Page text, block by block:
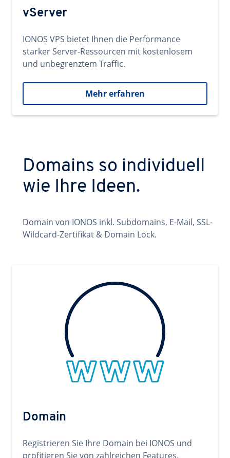
vServer
IONOS VPS bietet Ihnen die Performance
starker Server-Ressourcen mit kostenlosem
und unbegrenztem Traffic.
Mehr erfahren
Domains so individuell
wie Ihre Ideen.
Domain von IONOS inkl. Subdomains, E-Mail, SSL-
Wildcard-Zertifikat & Domain Lock.
Domain
Registrieren Sie Ihre Domain bei IONOS und
profitieren Sie von zahlreichen Features.